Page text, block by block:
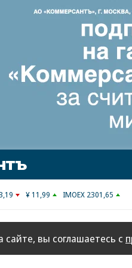
¥ 11,99 IMOEX 2301,65
сайте, вы соглашаетесь с